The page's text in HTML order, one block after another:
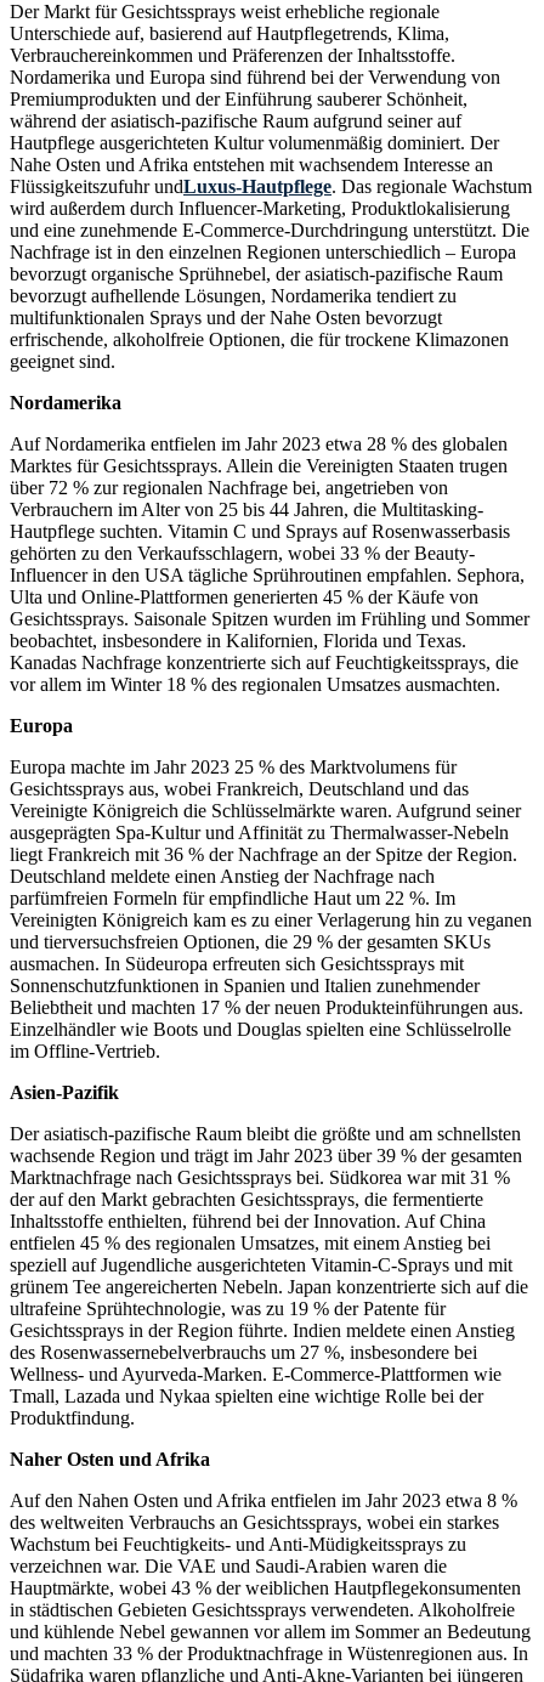
Der Markt für Gesichtssprays weist erhebliche regionale
Unterschiede auf, basierend auf Hautpflegetrends, Klima,
Verbrauchereinkommen und Präferenzen der Inhaltsstoffe.
Nordamerika und Europa sind führend bei der Verwendung von
Premiumprodukten und der Einführung sauberer Schönheit,
während der asiatisch-pazifische Raum aufgrund seiner auf
Hautpflege ausgerichteten Kultur volumenmäßig dominiert. Der
Nahe Osten und Afrika entstehen mit wachsendem Interesse an
Flüssigkeitszufuhr undLuxus-Hautpflege. Das regionale Wachstum
wird außerdem durch Influencer-Marketing, Produktlokalisierung
und eine zunehmende E-Commerce-Durchdringung unterstützt. Die
Nachfrage ist in den einzelnen Regionen unterschiedlich – Europa
bevorzugt organische Sprühnebel, der asiatisch-pazifische Raum
bevorzugt aufhellende Lösungen, Nordamerika tendiert zu
multifunktionalen Sprays und der Nahe Osten bevorzugt
erfrischende, alkoholfreie Optionen, die für trockene Klimazonen
geeignet sind.
Nordamerika
Auf Nordamerika entfielen im Jahr 2023 etwa 28 % des globalen
Marktes für Gesichtssprays. Allein die Vereinigten Staaten trugen
über 72 % zur regionalen Nachfrage bei, angetrieben von
Verbrauchern im Alter von 25 bis 44 Jahren, die Multitasking-
Hautpflege suchten. Vitamin C und Sprays auf Rosenwasserbasis
gehörten zu den Verkaufsschlagern, wobei 33 % der Beauty-
Influencer in den USA tägliche Sprühroutinen empfahlen. Sephora,
Ulta und Online-Plattformen generierten 45 % der Käufe von
Gesichtssprays. Saisonale Spitzen wurden im Frühling und Sommer
beobachtet, insbesondere in Kalifornien, Florida und Texas.
Kanadas Nachfrage konzentrierte sich auf Feuchtigkeitssprays, die
vor allem im Winter 18 % des regionalen Umsatzes ausmachten.
Europa
Europa machte im Jahr 2023 25 % des Marktvolumens für
Gesichtssprays aus, wobei Frankreich, Deutschland und das
Vereinigte Königreich die Schlüsselmärkte waren. Aufgrund seiner
ausgeprägten Spa-Kultur und Affinität zu Thermalwasser-Nebeln
liegt Frankreich mit 36 ​​% der Nachfrage an der Spitze der Region.
Deutschland meldete einen Anstieg der Nachfrage nach
parfümfreien Formeln für empfindliche Haut um 22 %. Im
Vereinigten Königreich kam es zu einer Verlagerung hin zu veganen
und tierversuchsfreien Optionen, die 29 % der gesamten SKUs
ausmachen. In Südeuropa erfreuten sich Gesichtssprays mit
Sonnenschutzfunktionen in Spanien und Italien zunehmender
Beliebtheit und machten 17 % der neuen Produkteinführungen aus.
Einzelhändler wie Boots und Douglas spielten eine Schlüsselrolle
im Offline-Vertrieb.
Asien-Pazifik
Der asiatisch-pazifische Raum bleibt die größte und am schnellsten
wachsende Region und trägt im Jahr 2023 über 39 % der gesamten
Marktnachfrage nach Gesichtssprays bei. Südkorea war mit 31 %
der auf den Markt gebrachten Gesichtssprays, die fermentierte
Inhaltsstoffe enthielten, führend bei der Innovation. Auf China
entfielen 45 % des regionalen Umsatzes, mit einem Anstieg bei
speziell auf Jugendliche ausgerichteten Vitamin-C-Sprays und mit
grünem Tee angereicherten Nebeln. Japan konzentrierte sich auf die
ultrafeine Sprühtechnologie, was zu 19 % der Patente für
Gesichtssprays in der Region führte. Indien meldete einen Anstieg
des Rosenwassernebelverbrauchs um 27 %, insbesondere bei
Wellness- und Ayurveda-Marken. E-Commerce-Plattformen wie
Tmall, Lazada und Nykaa spielten eine wichtige Rolle bei der
Produktfindung.
Naher Osten und Afrika
Auf den Nahen Osten und Afrika entfielen im Jahr 2023 etwa 8 %
des weltweiten Verbrauchs an Gesichtssprays, wobei ein starkes
Wachstum bei Feuchtigkeits- und Anti-Müdigkeitssprays zu
verzeichnen war. Die VAE und Saudi-Arabien waren die
Hauptmärkte, wobei 43 % der weiblichen Hautpflegekonsumenten
in städtischen Gebieten Gesichtssprays verwendeten. Alkoholfreie
und kühlende Nebel gewannen vor allem im Sommer an Bedeutung
und machten 33 % der Produktnachfrage in Wüstenregionen aus. In
Südafrika waren pflanzliche und Anti-Akne-Varianten bei jüngeren